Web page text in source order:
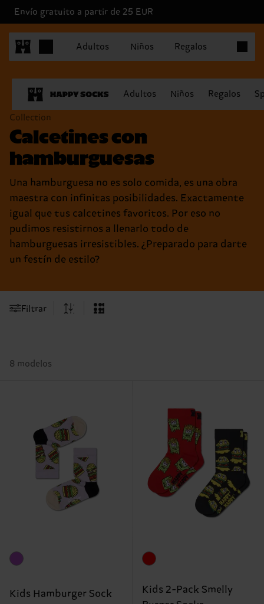
Envío gratuito a partir de 25 EUR
Adultos Niños Regalos
Adultos Niños Regalos
Collection
Calcetines con
hamburguesas
Una hamburguesa no es solo comida, es una obra
maestra con infinitas posibilidades. Exactamente
igual que tus calcetines favoritos. Por eso no
pudimos resistirnos a llenarlo todo de
hamburguesas irresistibles. ¿Preparado para darte
un festín de estilo?
Filtrar
8 modelos
Kids Hamburger Sock
Kids 2-Pack Smelly